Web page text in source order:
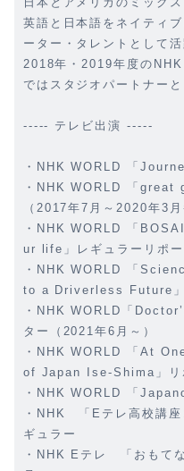
英語と日本語をネイティ
ーター・タレントとして活
2018年・2019年度のNHK
ではスタジオパートナーと
----- テレビ出演 -----
・NHK WORLD 「
・NHK WORLD 「great
（2017年7月～2020年3月
・NHK WORLD 「
ur life」レギュラーリポー
・NHK WORLD 「
to a Driverless Future」
・NHK WORLD「
ター（2021年6月～）
・NHK WORLD 「At
of Japan Ise-Shima」リ
・NHK WORLD 「
・NHK 「Eテレ高校講
ギュラー
・NHK Eテレ 「おもて